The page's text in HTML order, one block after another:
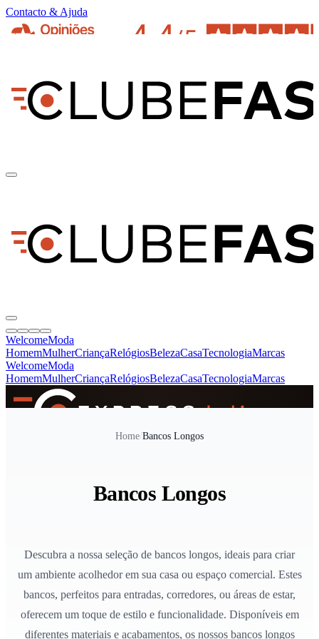
Contacto & Ajuda
WelcomeModa
HomemMulherCriançaRelógiosBelezaCasaTecnologiaMarcas
WelcomeModa
HomemMulherCriançaRelógiosBelezaCasaTecnologiaMarcas
Home/Bancos Longos
Bancos Longos
Descubra a nossa seleção de bancos longos, ideais para criar
um ambiente acolhedor em sua casa ou espaço comercial. Estes
bancos, perfeitos para entradas, corredores, ou áreas de estar,
oferecem um toque de estilo e funcionalidade. Disponíveis em
diferentes materiais e acabamentos, os nossos bancos longos